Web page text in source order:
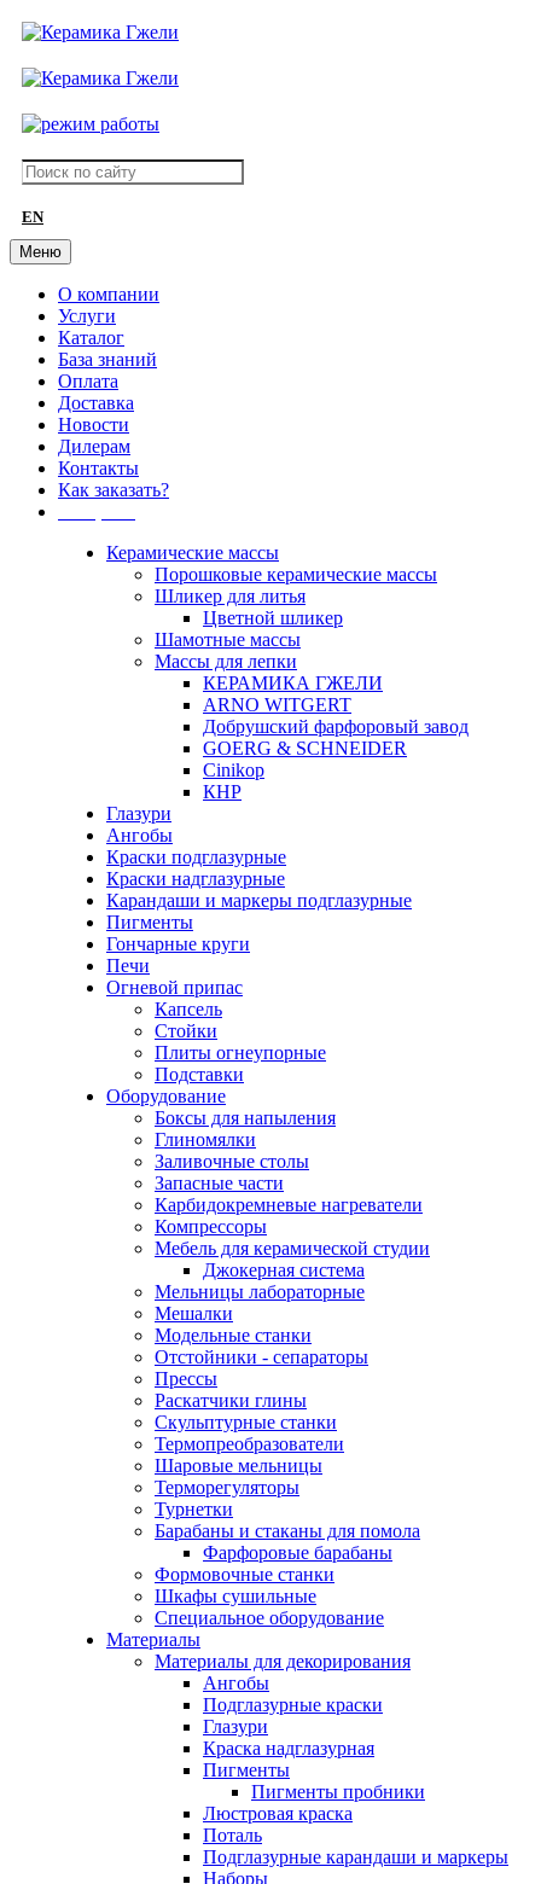
EN
Меню
О компании
Услуги
Каталог
База знаний
Оплата
Доставка
Новости
Дилерам
Контакты
Как заказать?
Керамические массы
Порошковые керамические массы
Шликер для литья
Цветной шликер
Шамотные массы
Массы для лепки
КЕРАМИКА ГЖЕЛИ
ARNO WITGERT
Добрушский фарфоровый завод
GOERG & SCHNEIDER
Cinikop
КНР
Глазури
Ангобы
Краски подглазурные
Краски надглазурные
Карандаши и маркеры подглазурные
Пигменты
Гончарные круги
Печи
Огневой припас
Капсель
Стойки
Плиты огнеупорные
Подставки
Оборудование
Боксы для напыления
Глиномялки
Заливочные столы
Запасные части
Карбидокремневые нагреватели
Компрессоры
Мебель для керамической студии
Джокерная система
Мельницы лабораторные
Мешалки
Модельные станки
Отстойники - сепараторы
Прессы
Раскатчики глины
Скульптурные станки
Термопреобразователи
Шаровые мельницы
Терморегуляторы
Турнетки
Барабаны и стаканы для помола
Фарфоровые барабаны
Формовочные станки
Шкафы сушильные
Специальное оборудование
Материалы
Материалы для декорирования
Ангобы
Подглазурные краски
Глазури
Краска надглазурная
Пигменты
Пигменты пробники
Люстровая краска
Поталь
Подглазурные карандаши и маркеры
Наборы